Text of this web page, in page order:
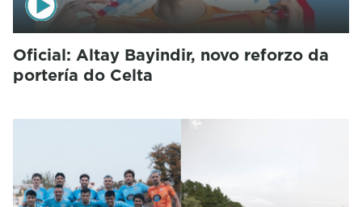
Oficial: Altay Bayindir, novo reforzo da
portería do Celta